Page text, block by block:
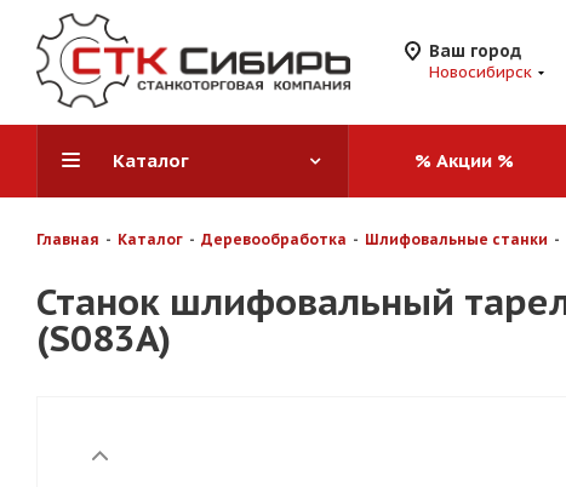
Ваш город
Новосибирск
Каталог % Акции %
Главная - Каталог - Деревообработка - Шлифовальные станки -
Станок шлифовальный
(S083A)